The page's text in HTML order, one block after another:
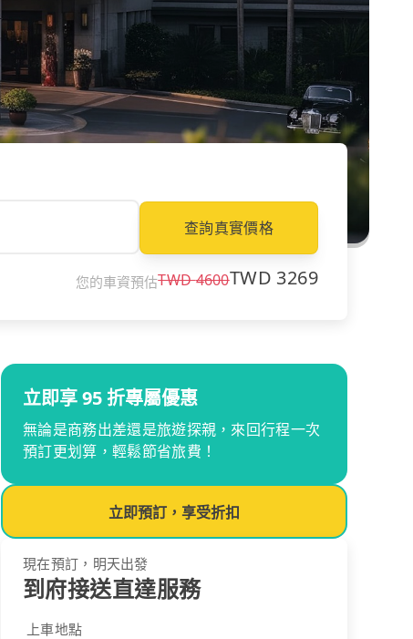
查詢真實價格
您的車資預估TWD4600TWD 3269
立即享 95 折專屬優惠
無論是商務出差還是旅遊探親，來回行程一次
預訂更划算，輕鬆節省旅費！
立即預訂，享受折扣
現在預訂，明天出發
到府接送直達服務
上車地點